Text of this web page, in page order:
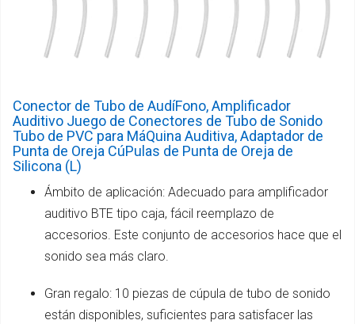
Conector de Tubo de AudíFono, Amplificador
Auditivo Juego de Conectores de Tubo de Sonido
Tubo de PVC para MáQuina Auditiva, Adaptador de
Punta de Oreja CúPulas de Punta de Oreja de
Silicona (L)
Ámbito de aplicación: Adecuado para amplificador
auditivo BTE tipo caja, fácil reemplazo de
accesorios. Este conjunto de accesorios hace que el
sonido sea más claro.
Gran regalo: 10 piezas de cúpula de tubo de sonido
están disponibles, suficientes para satisfacer las